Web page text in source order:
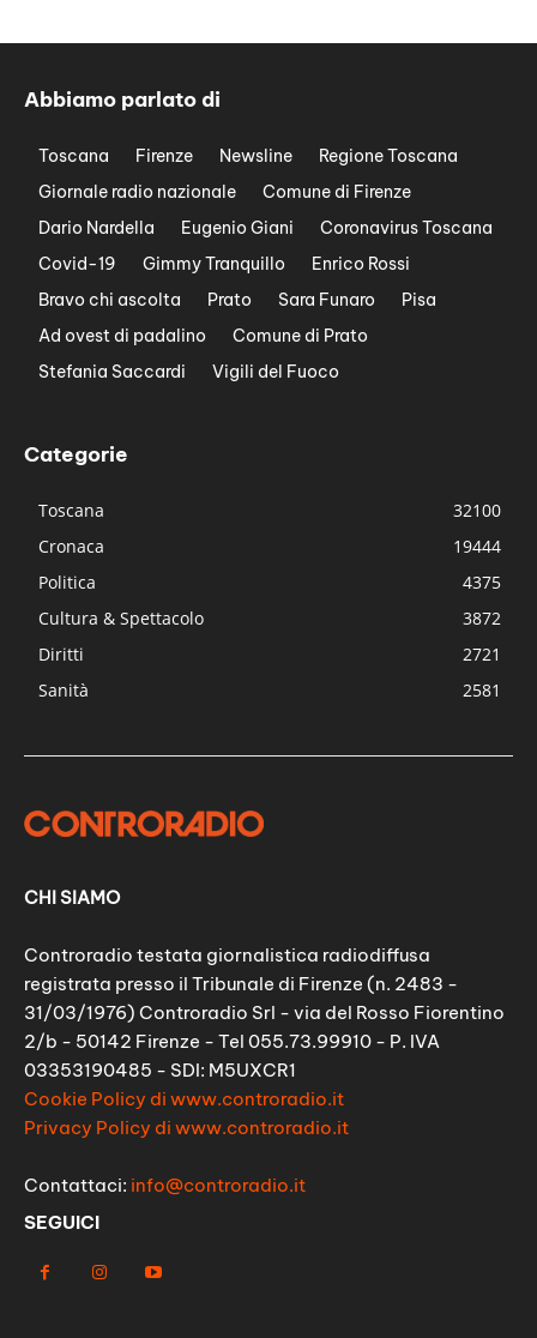
Abbiamo parlato di
Toscana Firenze Newsline
Regione Toscana
Giornale radio nazionale
Comune di Firenze
Dario Nardella
Eugenio Giani
Coronavirus Toscana
Covid-19
Gimmy Tranquillo
Enrico Rossi
Bravo chi ascolta
Prato Sara Funaro
Pisa
Ad ovest di padalino
Comune di Prato
Stefania Saccardi
Vigili del Fuoco
Categorie
Toscana
32100
Cronaca
19444
Politica
4375
Cultura & Spettacolo
3872
Diritti
2721
Sanità
2581
CHI SIAMO
Controradio testata giornalistica radiodiffusa
registrata presso il Tribunale di Firenze (n. 2483 -
31/03/1976) Controradio Srl - via del Rosso Fiorentino
2/b - 50142 Firenze - Tel 055.73.99910 - P. IVA
03353190485 - SDI: M5UXCR1
Cookie Policy di www.controradio.it
Privacy Policy di www.controradio.it
Contattaci: info@controradio.it
SEGUICI